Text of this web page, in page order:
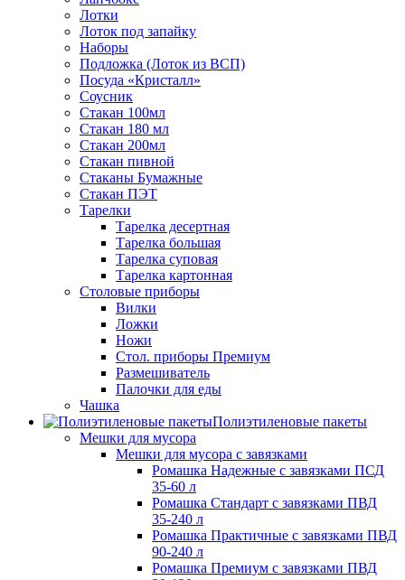
Лотки
Лоток под запайку
Наборы
Подложка (Лоток из ВСП)
Посуда «Кристалл»
Соусник
Стакан 100мл
Стакан 180 мл
Стакан 200мл
Стакан пивной
Стаканы Бумажные
Стакан ПЭТ
Тарелки
Тарелка десертная
Тарелка большая
Тарелка суповая
Тарелка картонная
Столовые приборы
Вилки
Ложки
Ножи
Стол. приборы Премиум
Размешиватель
Палочки для еды
Чашка
Полиэтиленовые пакеты
Мешки для мусора
Мешки для мусора с завязками
Ромашка Надежные с завязками ПСД
35-60 л
Ромашка Стандарт с завязками ПВД
35-240 л
Ромашка Практичные с завязками ПВД
90-240 л
Ромашка Премиум с завязками ПВД